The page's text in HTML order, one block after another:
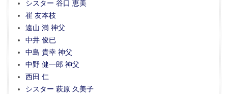
シスター 谷口 恵美
崔 友本枝
遠山 満 神父
中井 俊已
中島 貴幸 神父
中野 健一郎 神父
西田 仁
シスター 萩原 久美子